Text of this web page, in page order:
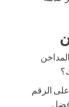
على الرقم